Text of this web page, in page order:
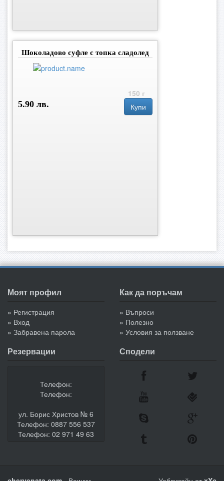
Шоколадово суфле с топка сладолед
150 г
5.90 лв.
Купи
Моят профил
» Регистрация
» Вход
» Забравена парола
Как да поръчам
» Въпроси
» Полезно
» Условия за ползване
Резервации
Телефон:
Телефон:
ул. Борис Христов № 6
Телефон: 0887 556 537
Телефон: 02 971 49 63
Сподели